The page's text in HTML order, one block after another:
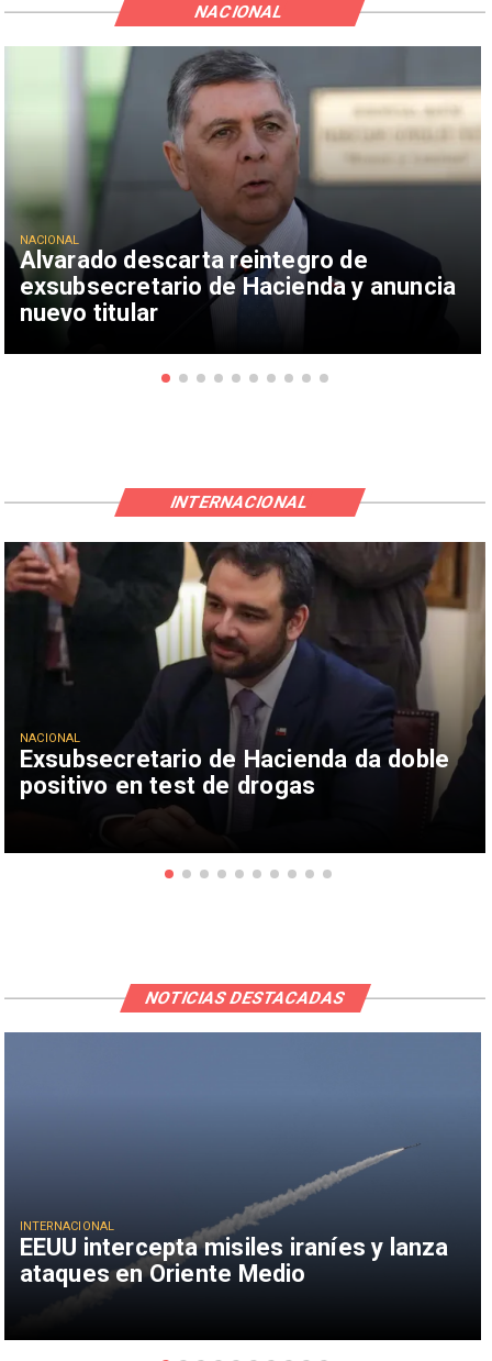
Alvarado descarta reintegro de
exsubsecretario de Hacienda y anuncia
nuevo titular
NACIONAL
NACIONAL
Exsubsecretario de Hacienda da doble
positivo en test de drogas
NACIONAL
INTERNACIONAL
EEUU intercepta misiles iraníes y lanza
ataques en Oriente Medio
INTERNACIONAL
NOTICIAS DESTACADAS